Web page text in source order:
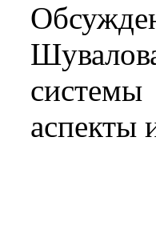
системы
аспекты